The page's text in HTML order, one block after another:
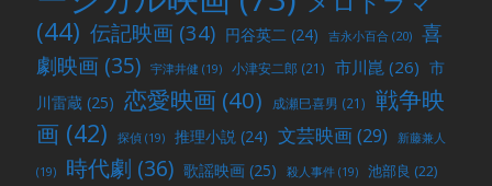
(44) 伝記映画 (34) 円谷英二 (24) 吉永小百合 (20)
喜
劇映画 (35) 宇津井健 (19) 小津安二郎 (21) 市川崑 (26) 市
川雷蔵 (25) 恋愛映画 (40) 成瀬巳喜男 (21)
戦争映
画 (42) 探偵 (19) 推理小説 (24) 文芸映画(29) 新藤兼人
(19) 時代劇 (36) 歌謡映画 (25) 殺人事件 (19) 池部良 (22)